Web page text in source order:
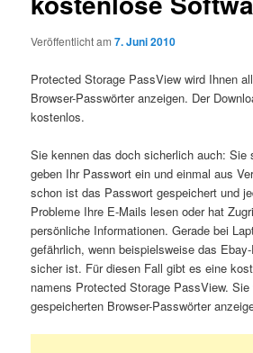
Veröffentlicht am7. Juni 2010
Protected Storage PassView wird Ihnen
Browser-Passwörter anzeigen. Der
kostenlos.
Sie kennen das doch sicherlich auch: Sie
geben Ihr Passwort ein und einmal aus
schon ist das Passwort gespeichert und
Probleme Ihre E-Mails lesen oder hat
persönliche Informationen. Gerade bei
gefährlich, wenn beispielsweise das
sicher ist. Für diesen Fall gibt es eine
namens Protected Storage PassView.
gespeicherten Browser-Passwörter